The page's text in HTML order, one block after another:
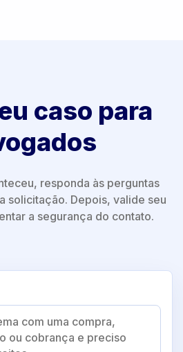
caso para
responda às perguntas
solicitação. Depois, valide seu
a segurança do contato.